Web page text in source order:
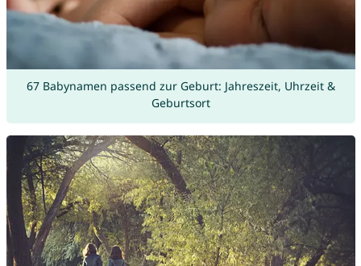
67 Babynamen passend zur Geburt: Jahreszeit, Uhrzeit &
Geburtsort